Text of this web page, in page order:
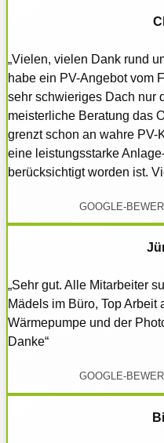
„Vielen, vielen Dank rund
habe ein PV-Angebot vom
sehr schwieriges Dach nur
meisterliche Beratung das
grenzt schon an wahre PV-
eine leistungsstarke
berücksichtigt worden ist.
GOOGLE-
„Sehr gut. Alle Mitarbeiter
Mädels im Büro, Top
Wärmepumpe und der
Danke“
GOOGLE-